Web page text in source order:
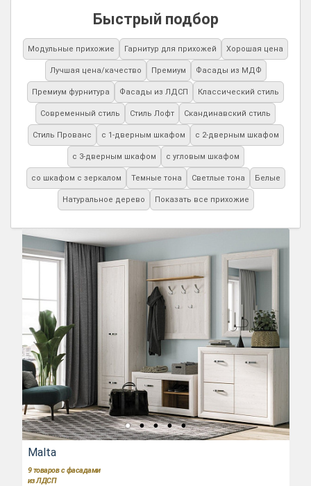
Быстрый подбор
Модульные прихожие Гарнитур для прихожей Хорошая цена
Лучшая цена/качество Премиум Фасады из МДФ
Премиум фурнитура Фасады из ЛДСП Классический стиль
Современный стиль Стиль Лофт Скандинавский стиль
Стиль Прованс с 1-дверным шкафом с 2-дверным шкафом
с 3-дверным шкафом с угловым шкафом
со шкафом с зеркалом Темные тона Светлые тона Белые
Натуральное дерево Показать все прихожие
Malta
9 товаров с фасадами
из ЛДСП